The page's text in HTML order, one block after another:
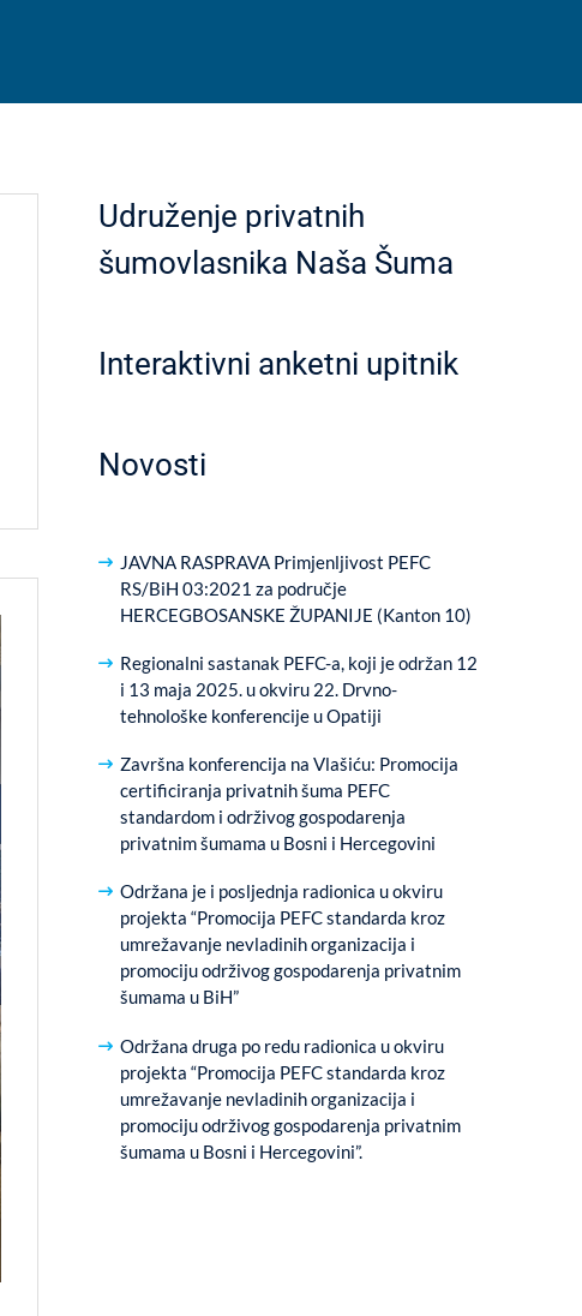
Udruženje privatnih
šumovlasnika Naša Šuma
Interaktivni anketni upitnik
Novosti
JAVNA RASPRAVA Primjenljivost PEFC
RS/BiH 03:2021 za područje
HERCEGBOSANSKE ŽUPANIJE (Kanton 10)
Regionalni sastanak PEFC-a, koji je održan 12
i 13 maja 2025. u okviru 22. Drvno-
tehnološke konferencije u Opatiji
Završna konferencija na Vlašiću: Promocija
certificiranja privatnih šuma PEFC
standardom i održivog gospodarenja
privatnim šumama u Bosni i Hercegovini
Održana je i posljednja radionica u okviru
projekta “Promocija PEFC standarda kroz
umrežavanje nevladinih organizacija i
promociju održivog gospodarenja privatnim
šumama u BiH”
Održana druga po redu radionica u okviru
projekta “Promocija PEFC standarda kroz
umrežavanje nevladinih organizacija i
promociju održivog gospodarenja privatnim
šumama u Bosni i Hercegovini”.